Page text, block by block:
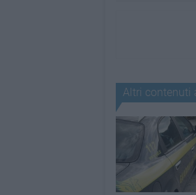
Altri contenuti